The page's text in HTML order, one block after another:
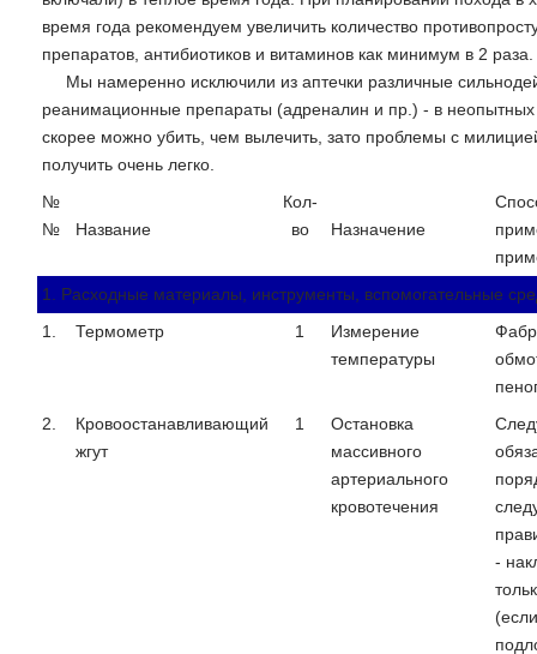
время года рекомендуем увеличить количество
препаратов, антибиотиков и витаминов как минимум в 2 раза.
Мы намеренно исключили из аптечки различные
реанимационные препараты (адреналин и пр.) - в неопытных
скорее можно убить, чем вылечить, зато проблемы с
получить очень легко.
№
№
Название
Кол-
во
Назначение
1. Расходные материалы, инструменты, вспомогательные
1.
Термометр 1
Измерение
температуры
2.
Кровоостанавливающий
жгут
1
Остановка
массивного
артериального
кровотечения
-